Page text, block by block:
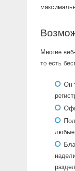
Многие
то есть
Он
любые